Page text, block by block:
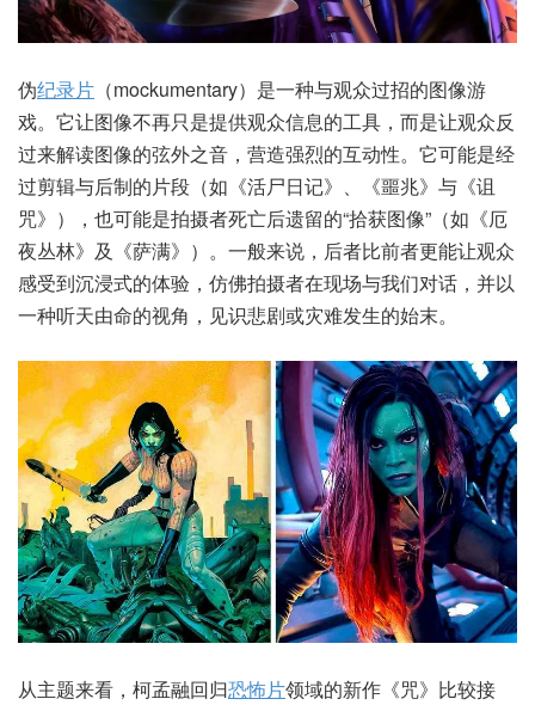
伪纪录片 （mockumentary）是一种与观众过招的图像游
戏。它让图像不再只是提供观众信息的工具，而是让观众反
过来解读图像的弦外之音，营造强烈的互动性。它可能是经
过剪辑与后制的片段（如《活尸日记》、《噩兆》与《诅
咒》），也可能是拍摄者死亡后遗留的“拾获图像”（如《厄
夜丛林》及《萨满》）。一般来说，后者比前者更能让观众
感受到沉浸式的体验，仿佛拍摄者在现场与我们对话，并以
一种听天由命的视角，见识悲剧或灾难发生的始末。
从主题来看，柯孟融回归恐怖片领域的新作《咒》比较接